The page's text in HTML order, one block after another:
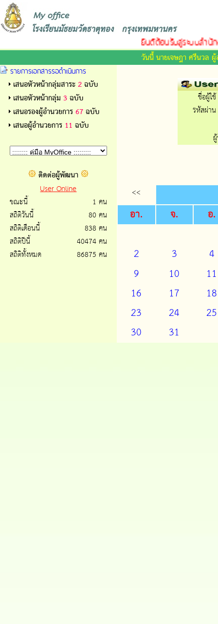
ยินดีต้อนรับสู่ระบบสำนัก
วันนี้ นายเจษฎา ศรีนวล ผู้
รายการเอกสารรอดำเนินการ
เสนอหัวหน้ากลุ่มสาระ2ฉบับ
เสนอหัวหน้ากลุ่ม 3ฉบับ
เสนอรองผู้อำนวยการ67ฉบับ
เสนอผู้อำนวยการ 11 ฉบับ
ติดต่อผู้พัฒนา
User Online
ขณะนี้
1 คน
สถิติวันนี้
80 คน
สถิติเดือนนี้
838 คน
สถิติปีนี้
40474 คน
สถิติทั้งหมด
86875 คน
ชื่อผู้ใ
รหัสผ่า
<<
อา. จ. อ.
2 3
4
9
10
11
16
17
18
23
24
25
30
31